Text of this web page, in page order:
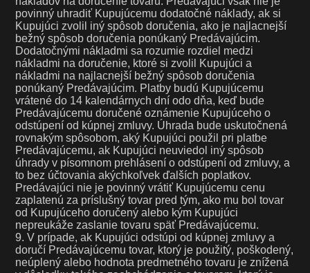
povinný uhradiť Kupujúcemu dodatočné náklady, ak si
Kupujúci zvolil iný spôsob doručenia, ako je najlacnejší
bežný spôsob doručenia ponúkaný Predávajúcim.
Dodatočnými nákladmi sa rozumie rozdiel medzi
nákladmi na doručenie, ktoré si zvolil Kupujúci a
nákladmi na najlacnejší bežný spôsob doručenia
ponúkaný Predávajúcim. Platby budú Kupujúcemu
vrátené do 14 kalendárnych dní odo dňa, keď bude
Predávajúcemu doručené oznámenie Kupujúceho o
odstúpení od kúpnej zmluvy. Úhrada bude uskutočnená
rovnakým spôsobom, aký Kupujúci použil pri platbe
Predávajúcemu, ak Kupujúci neuviedol iný spôsob
úhrady v písomnom prehlásení o odstúpení od zmluvy, a
to bez účtovania akýchkoľvek ďalších poplatkov.
Predávajúci nie je povinný vrátiť Kupujúcemu cenu
zaplatenú za príslušný tovar pred tým, ako mu bol tovar
od Kupujúceho doručený alebo kým Kupujúci
nepreukáže zaslanie tovaru späť Predávajúcemu.
9. V prípade, ak Kupujúci odstúpi od kúpnej zmluvy a
doručí Predávajúcemu tovar, ktorý je použitý, poškodený,
neúplený alebo hodnota predmetného tovaru je znížená